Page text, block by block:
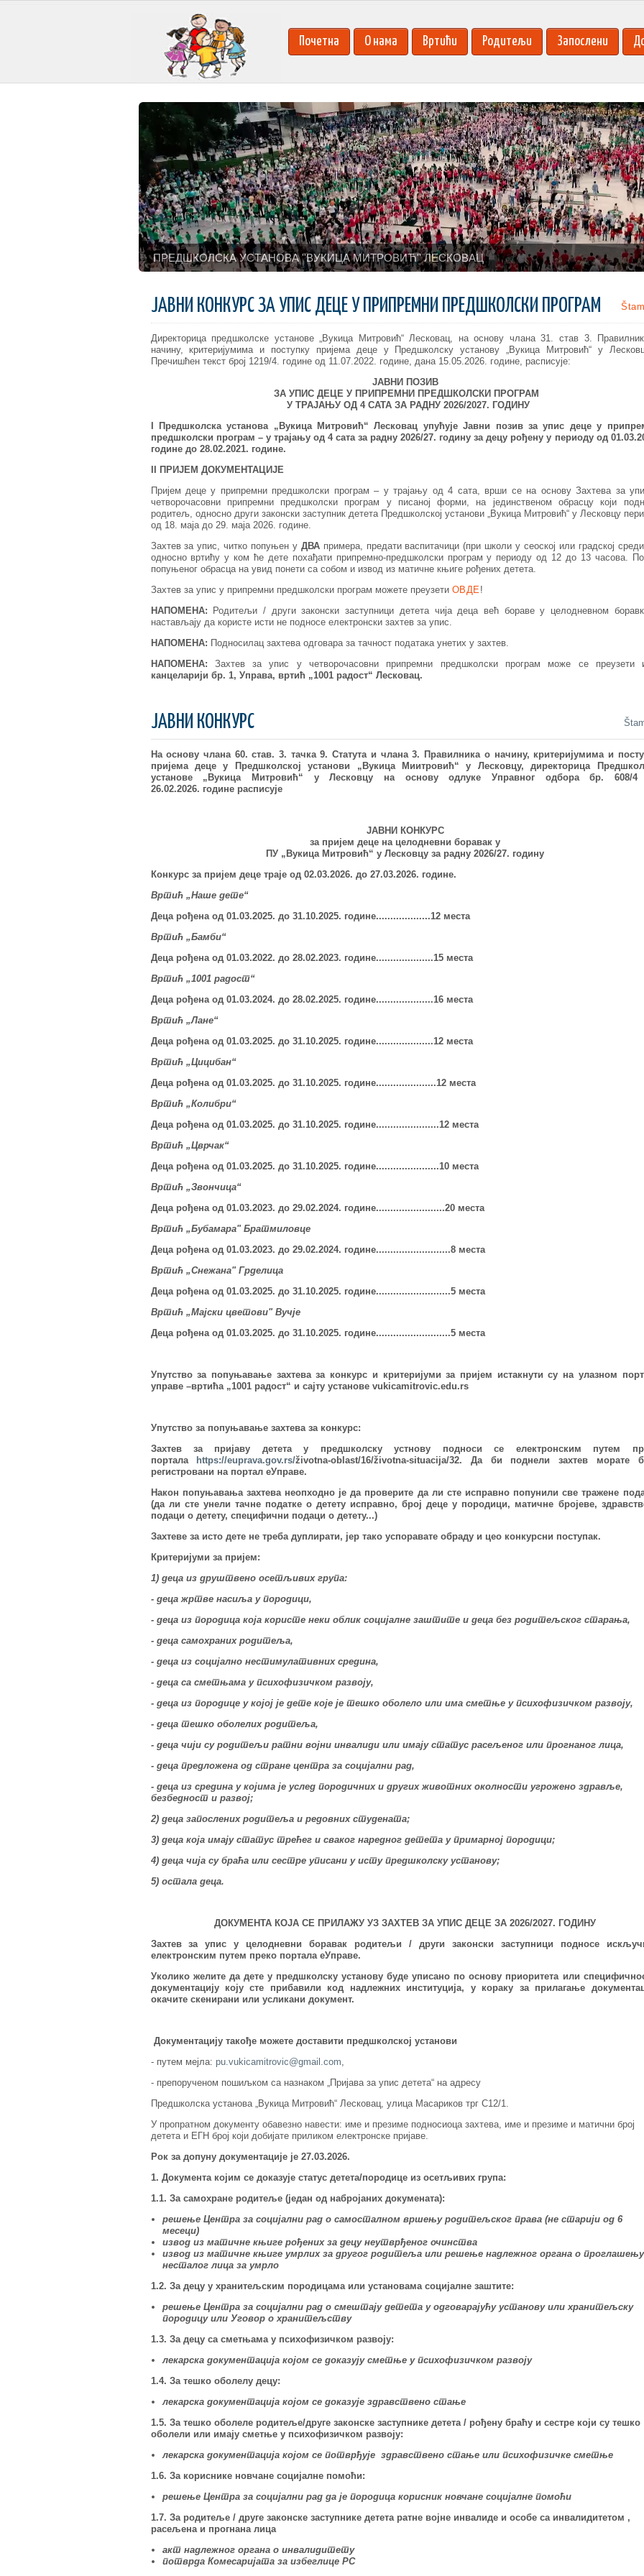
Почетна О нама Вртићи Родитељи Запослени
ПРЕДШКОЛСКА УСТАНОВА ''ВУКИЦА МИТРОВИЋ'' ЛЕСКОВАЦ
ЈАВНИ КОНКУРС ЗА УПИС ДЕЦЕ У ПРИПРЕМНИ ПРЕДШКОЛСКИ ПРОГРАМ
Директорица предшколске установе „Вукица Митровић“ Лесковац, на основу члана 31. став 3.
начину, критеријумима и поступку пријема деце у Предшколску установу „Вукица Митровић“ у
Пречишћен текст број 1219/4. године од 11.07.2022. године, дана 15.05.2026. године, расписује:
ЈАВНИ ПОЗИВ
ЗА УПИС ДЕЦЕ У ПРИПРЕМНИ ПРЕДШКОЛСКИ ПРОГРАМ
У ТРАЈАЊУ ОД 4 САТА ЗА РАДНУ 2026/2027. ГОДИНУ
I Предшколска установа „Вукица Митровић“ Лесковац упућује Јавни позив за упис деце у
предшколски програм – у трајању од 4 сата за радну 2026/27. годину за децу рођену у периоду од
године до 28.02.2021. године.
II ПРИЈЕМ ДОКУМЕНТАЦИЈЕ
Пријем деце у припремни предшколски програм – у трајању од 4 сата, врши се на основу Захтева за
четворочасовни припремни предшколски програм у писаној форми, на јединственом обрасцу који
родитељ, односно други законски заступник детета Предшколској установи „Вукица Митровић“ у Лесковцу
од 18. маја до 29. маја 2026. године.
Захтев за упис, читко попуњен у ДВАпримера, предати васпитачици (при школи у сеоској или градској
односно вртићу у ком ће дете похађати припремно-предшколски програм у периоду од 12 до 13 часова.
попуњеног обрасца на увид понети са собом и извод из матичне књиге рођених детета.
Захтев за упис у припремни предшколски програм можете преузети ОВДЕ!
НАПОМЕНА:
Родитељи / други законски заступници детета чија деца већ бораве у целодневном
настављају да користе исти не подносе електронски захтев за упис.
НАПОМЕНА: Подносилац захтева одговара за тачност података унетих у захтев.
НАПОМЕНА: Захтев за упис у четворочасовни припремни предшколски програм може се преузети
канцеларији бр. 1, Управа, вртић „1001 радост“ Лесковац.
ЈАВНИ КОНКУРС
На основу члана 60. став. 3. тачка 9. Статута и члана 3. Правилника о начину, критеријумима и
пријема деце у Предшколској установи „Вукица Миитровић“ у Лесковцу, директорица
установе „ Вукица Митровић“ у Лесковцу на основу одлуке Управног одбора бр. 608/
26.02.2026. године расписује
ЈАВНИ КОНКУРС
за пријем деце на целодневни боравак у
ПУ „Вукица Митровић“ у Лесковцу за радну 2026/27. годину
Конкурс за пријем деце траје од 02.03.2026. до 27.03.2026. године.
Вртић „Наше дете“
Деца рођена од 01.03.2025. до 31.10.2025. године...................12 места
Вртић „Бамби“
Деца рођена од 01.03.2022. до 28.02.2023. године....................15 места
Вртић „1001 радост“
Деца рођена од 01.03.2024. до 28.02.2025. године....................16 места
Вртић „Лане“
Деца рођена од 01.03.2025. до 31.10.2025. године....................12 места
Вртић „Цицибан“
Деца рођена од 01.03.2025. до 31.10.2025. године.....................12места
Вртић „Колибри“
Деца рођена од 01.03.2025. до 31.10.2025. године......................12 места
Вртић „Цврчак“
Деца рођена од 01.03.2025. до 31.10.2025. године......................10 места
Вртић „Звончица“
Деца рођена од 01.03.2023. до 29.02.2024. године........................20места
Вртић „Бубамара" Братмиловце
Деца рођена од 01.03.2023. до 29.02.2024. године..........................8места
Вртић „Снежана" Грделица
Деца рођена од 01.03.2025. до 31.10.2025. године..........................5 места
Вртић „Мајски цветови" Вучје
Деца рођена од 01.03.2025. до 31.10.2025. године..........................5 места
Упутство за попуњавање захтева за конкурс и критеријуми за пријем истакнути су на улазном
управе –вртићa „1001 радост“ и сајту установе vukicamitrovic.edu.rs
Упутство за попуњавање захтева за конкурс:
Захтев за пријаву детета у предшколску устнову подноси се електронским путем
портала
https://euprava.gov.rs/životna-oblast/16/životna-situacija/32. Да би поднели захтев морате
регистровани на портал еУправе.
Након попуњавања захтева неопходно је да проверите да ли сте исправно попунили све тражене
(да ли сте унели тачне податке о детету исправно, број деце у породици, матичне бројеве,
подаци о детету, специфични подаци о детету...)
Захтеве за исто дете не треба дуплирати, јер тако успоравате обраду и цео конкурсни поступак.
Критеријуми за пријем:
1) деца из друштвено осетљивих група:
- деца жртве насиља у породици,
- деца из породица која користе неки облик социјалне заштите и деца без родитељског старања,
- деца самохраних родитеља,
- деца из социјално нестимулативних средина,
- деца са сметњама у психофизичком развоју,
- деца из породице у којој је дете које је тешко оболело или има сметње у психофизичком развоју,
- деца тешко оболелих родитеља,
- деца чији су родитељи ратни војни инвалиди или имају статус расељеног или прогнаног лица,
- деца предложена од стране центра за социјални рад,
- деца из средина у којима је услед породичних и других животних околности угрожено здравље,
безбедност и развој;
2) деца запослених родитеља и редовних студената;
3) деца која имају статус трећег и сваког наредног детета у примарној породици;
4) деца чија су браћа или сестре уписани у исту предшколску установу;
5) остала деца.
ДОКУМЕНТА КОЈА СЕ ПРИЛАЖУ УЗ ЗАХТЕВ ЗА УПИС ДЕЦЕ ЗА 2026/2027. ГОДИНУ
Захтев за упис у целодневни боравак родитељи / други законски заступници подносе
електронским путем преко портала еУправе.
Уколико желите да дете у предшколску установу буде уписано по основу приоритета или
документацију коју сте прибавили код надлежних институција, у кораку за прилагање
окачите скенирани или усликани документ.
Документацију такође можете доставити предшколској установи
- путем мејла: pu.vukicamitrovic@gmail.com,
- препорученoм пошиљком са назнаком „Пријава за упис детета“ на адресу
Предшколска установа „Вукица Mитровић“ Лесковац, улица Масариков трг С12/1.
У пропратном документу обавезно навести: име и презиме подносиоца захтева, име и презиме и матични број
детета и ЕГН број који добијате приликом електронске пријаве.
Рок за допуну документације је 27.03.2026.
1. Документа којим се доказује статус детета/породице из осетљивих група:
1.1. За самохране родитеље (један од набројаних докумената):
решење Центра за социјални рад о самосталном вршењу родитељског права (не старији од 6
месеци)
извод из матичне књиге рођених за децу неутврђеног очинства
извод из матичне књиге умрлих за другог родитеља или решење надлежног органа о проглашењу
несталог лица за умрло
1.2. За децу у хранитељским породицама или установама социјалне заштите:
решење Центра за социјални рад о смештају детета у одговарајућу установу или хранитељску
породицу или Уговор о хранитељству
1.3. За децу са сметњама у психофизичком развоју:
лекарска документација којом се доказују сметње у психофизичком развоју
1.4. За тешко оболелу децу:
лекарска документација којом се доказује здравствено стање
1.5. За тешко оболеле родитеље/друге законске заступнике детета / рођену браћу и сестре који су тешко
оболели или имају сметње у психофизичком развоју:
лекарска документација којом се потврђује здравствено стање или психофизичке сметње
1.6. За кориснике новчане социјалне помоћи:
решење Центра за социјални рад да је породица корисник новчане социјалне помоћи
1.7. За родитеље / друге законске заступнике детета ратне војне инвалиде и особе са инвалидитетом ,
расељена и прогнана лица
акт надлежног органа о инвалидитету
потврда Комесаријата за избеглице РС